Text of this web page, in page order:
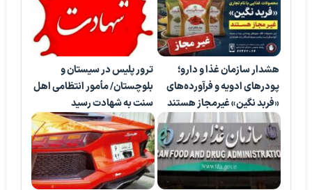
هشدار سازمان غذا و دارو؛
پودرهای ادویه و فرآورده‌های
«فربد نگین» غیرمجاز هستند
ترور پلیس در سیستان و
بلوچستان/ مأمور انتظامی اهل
سنت به شهادت رسید